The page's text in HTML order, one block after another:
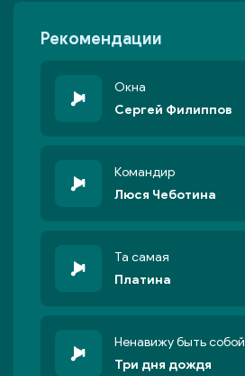
Рекомендации
Окна
Сергей Филиппов
Командир
Люся Чеботина
Та самая
Платина
Ненавижу быть собой
Три дня дождя